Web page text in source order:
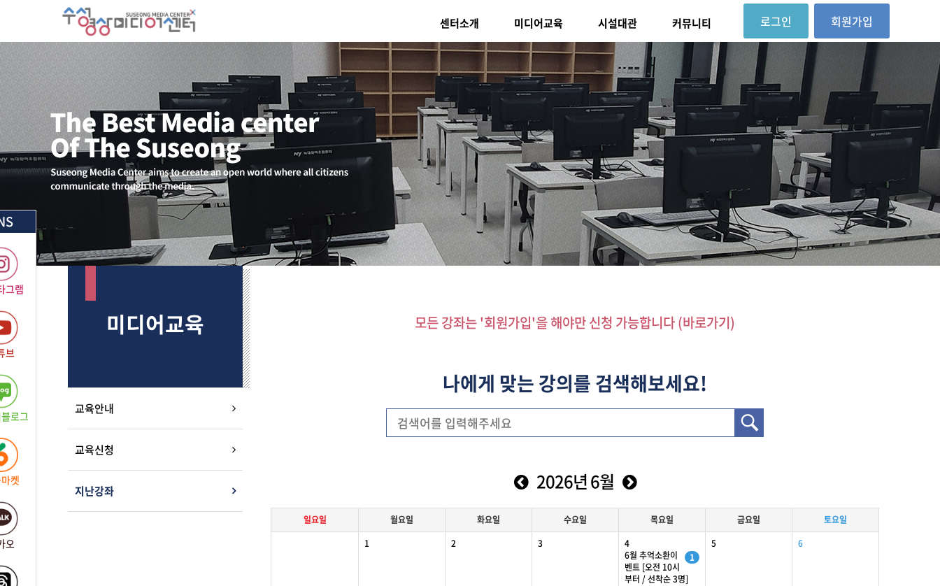
그램
브
로그
켓
오
센터소개 미디어교육 시설대관 커뮤니티 회원가입
로그인
모든 강좌는 '회원가입'을 해야만 신청 가능합니다 (바로가기)
나에게 맞는 강의를 검색해보세요!
2026년 6월
일요일 월요일 화요일 수요일 목요일 금요일 토요일
1
2 3
4
1
6월 추억소환이
벤트 [오전 10시
부터 / 선착순 3명]
5 6
미디어교육
교육안내
교육신청
지난강좌